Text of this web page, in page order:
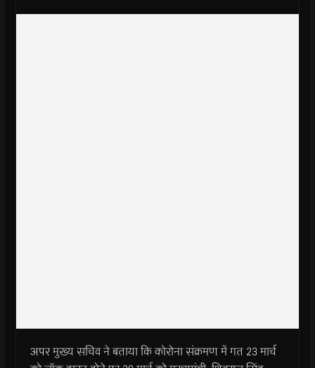
अपर मुख्य सचिव ने बताया कि कोरोना संक्रमण में गत 23 मार्च